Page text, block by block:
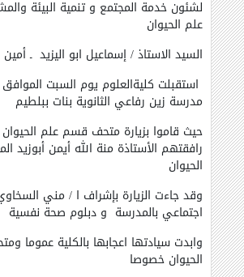
لشئون خدمة المجتمع و تنمية البيئة
علم الحيوان
السيد الاستاذ / إسماعيل ابو اليزيد ـ أمين
مدرسة زين رفاعي الثانوية بنات ببلطيم
حيث قاموا بزيارة متحف قسم علم الحيوان
رافقتهم الأستاذة منة الله أيمن أبوزيد
الحيوان
وقد جاءت الزيارة بإشراف ا / مني
اجتماعي بالمدرسة و دبلوم صحة نفسية
وابدت سيادتها اعجابها بالكلية عموما
الحيوان خصوصا